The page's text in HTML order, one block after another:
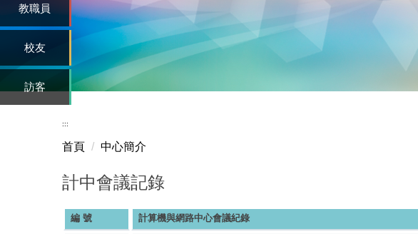
教職員
校友
訪客
:::
首頁 中心簡介
計中會議記錄
編 號 計算機與網路中心會議紀錄